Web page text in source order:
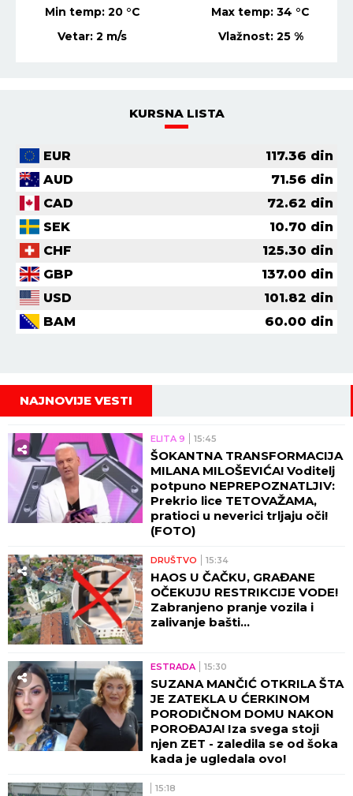
Min temp:21 °C Max temp:36 °C
Vetar: 4 m/s Vlažnost: 29 %
KURSNA LISTA
EUR 117.36 din
AUD
71.56 din
CAD
72.62 din
SEK
10.70 din
CHF
125.30 din
GBP
137.00 din
USD
101.82 din
BAM
60.00 din
NAJNOVIJE VESTI
ELITA 9 15:45
ŠOKANTNA TRANSFORMACIJA
MILANA MILOŠEVIĆA! Voditelj
potpuno NEPREPOZNATLJIV:
Prekrio lice TETOVAŽAMA,
pratioci u neverici trljaju oči!
(FOTO)
DRUŠTVO 15:34
HAOS U ČAČKU, GRAĐANE
OČEKUJU RESTRIKCIJE VODE!
Zabranjeno pranje vozila i
zalivanje bašti...
ESTRADA 15:30
SUZANA MANČIĆ OTKRILA ŠTA
JE ZATEKLA U ĆERKINOM
PORODIČNOM DOMU NAKON
POROĐAJA! Iza svega stoji
njen ZET - zaledila se od šoka
kada je ugledala ovo!
15:18